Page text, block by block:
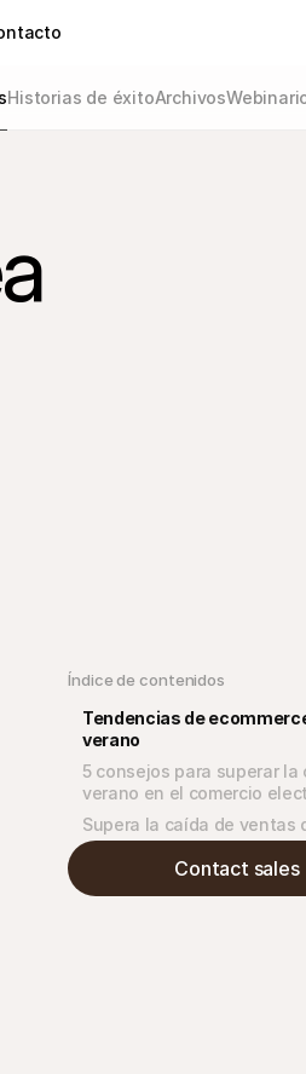
Historias de éxitoArchivos
Índice de contenidos
Tendencias de
verano
5 consejos para superar la
verano en el comercio
Supera la caída de ventas
Contact sales